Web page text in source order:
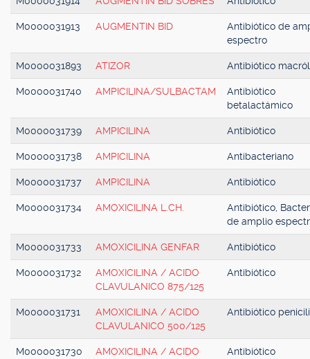
M0000031913 AUGMENTIN BID
Antibiótico de
espectro
M0000031893 ATIZOR Antibiótico
M0000031740 AMPICILINA/SULBACTAM
Antibiótico
betalactámico
M0000031739 AMPICILINA Antibiótico
M0000031738 AMPICILINA Antibacteriano
M0000031737 AMPICILINA Antibiótico
M0000031734 AMOXICILINA L.CH.
Antibiótico,
de amplio
M0000031733 AMOXICILINA GENFAR Antibiótico
M0000031732
AMOXICILINA / ACIDO
CLAVULANICO 875/125
Antibiótico
M0000031731
AMOXICILINA / ACIDO
CLAVULANICO 500/125
Antibiótico
M0000031730
AMOXICILINA / ACIDO
Antibiótico